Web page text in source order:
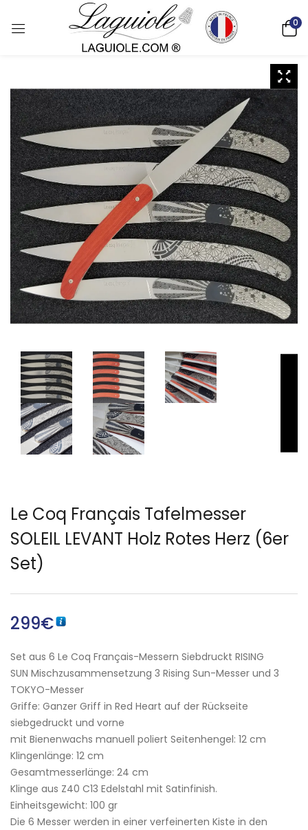
Deutsch)
0
Le Coq Français Tafelmesser
SOLEIL LEVANT Holz Rotes Herz (6er
Set)
299€
Set aus 6 Le Coq Français-Messern Siebdruckt RISING
SUN Mischzusammensetzung 3 Rising Sun-Messer und 3
TOKYO-Messer
Griffe: Ganzer Griff in Red Heart auf der Rückseite
siebgedruckt und vorne
mit Bienenwachs manuell poliert Seitenhengel: 12 cm
Klingenlänge: 12 cm
Gesamtmesserlänge: 24 cm
Klinge aus Z40 C13 Edelstahl mit Satinfinish.
Einheitsgewicht: 100 gr
Die 6 Messer werden in einer verfeinerten Kiste in den